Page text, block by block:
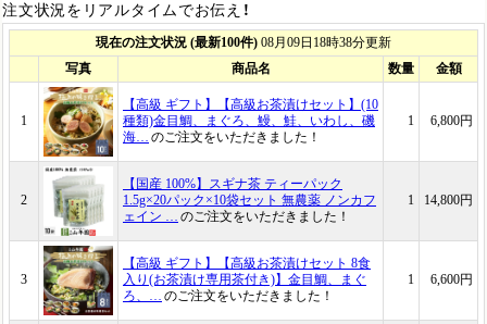
注文状況をリアルタイムでお伝え！